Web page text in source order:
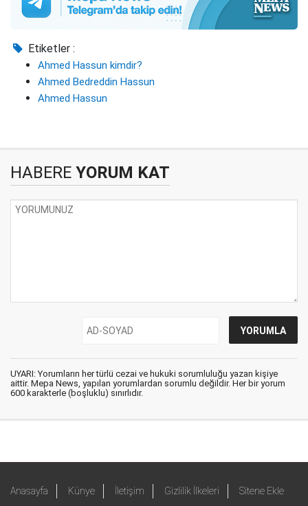
Etiketler :
Ahmed Hassun kimdir?
Ahmed Bedreddin Hassun
Ahmed Hassun
HABERE YORUM KAT
UYARI: Yorumların her türlü cezai ve hukuki sorumluluğu yazan kişiye
aittir. Mepa News, yapılan yorumlardan sorumlu değildir. Her bir yorum
600 karakterle (boşluklu) sınırlıdır.
Anasayfa Künye İletişim Gizlilik İlkeleri Sitene Ekle